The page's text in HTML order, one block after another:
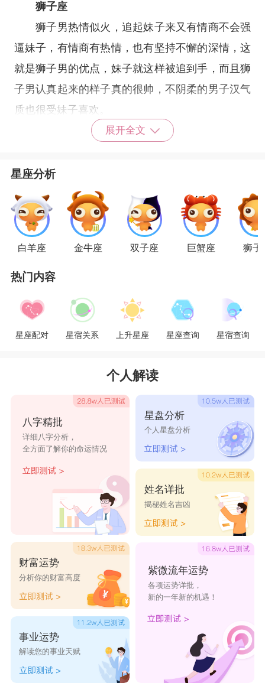
狮子座
狮子男热情似火，追起妹子来又有情商不会强
逼妹子，有情商有热情，也有坚持不懈的深情，这
就是狮子男的优点，妹子就这样被追到手，而且狮
子男认真起来的样子真的很帅，不阴柔的男子汉气
质也很受妹子喜欢。
秘也很聪明，他们善于使用一些小技巧来让异性产
生好感，天蝎男擅长撩妹，不了解天蝎男的妹子会
觉得天蝎男很酷总是一副很深沉的样子，交朋友之
后会发现天蝎男很暖，这种反差温度很容易让妹子
对天蝎男着迷。
星座乐原创文章，转载需注明出处
展开全文
星座分析
白羊座 金牛座 双子座 巨蟹座 狮子
热门内容
星座配对 星宿关系 上升星座 星座查询 星宿查询
个人解读
八字精批
详细八字分析，
全方面了解你的命运情况
财富运势
分析你的财富高度
事业运势
解读您的事业天赋
星盘分析
个人星盘分析
姓名详批
揭秘姓名吉凶
紫微流年运势
各项运势详批，
新的一年新的机遇！